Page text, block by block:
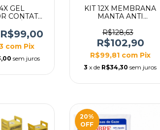
GEL
CONTATO
R$99,00
com Pix
sem juros
KIT 12X MEMBRANA
MANTA ANTI
CRIOLIPÓLISE 40X30
TAMANHO G
R$128,63
R$102,90
R$99,81 com Pix
3 x de R$34,30 sem juros
20%
OFF